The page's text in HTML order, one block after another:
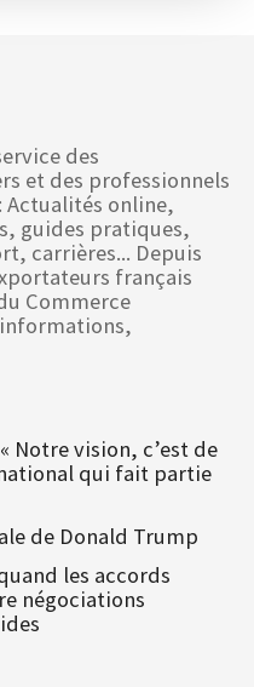
des
et des professionnels
online,
guides pratiques,
carrières... Depuis
français
Commerce
Notre vision, c’est de
qui fait partie
de Donald Trump
les accords
négociations